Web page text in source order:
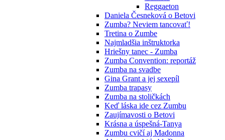
Reggaeton
Daniela Česneková o Betovi
Zumba? Neviem tancovať!
Tretina o Zumbe
Najmladšia inštruktorka
Hriešny tanec - Zumba
Zumba Convention: reportáž
Zumba na svadbe
Gina Grant a jej sexepíl
Zumba trapasy
Zumba na stoličkách
Keď láska ide cez Zumbu
Zaujímavosti o Betovi
Krásna a úspešná-Tanya
Zumbu cvičí aj Madonna